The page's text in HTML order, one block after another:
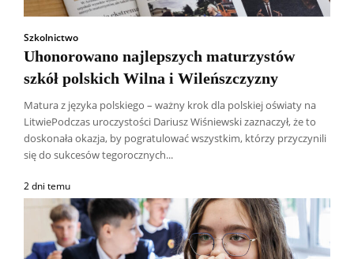
Szkolnictwo
Uhonorowano najlepszych maturzystów
szkół polskich Wilna i Wileńszczyzny
Matura z języka polskiego – ważny krok dla polskiej oświaty na
LitwiePodczas uroczystości Dariusz Wiśniewski zaznaczył, że to
doskonała okazja, by pogratulować wszystkim, którzy przyczynili
się do sukcesów tegorocznych...
2 dni temu